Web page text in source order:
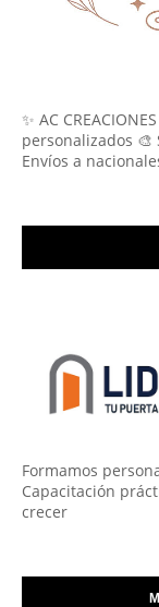
✨ AC
personalizados 🎨
Envíos a
Formamos
Capacitación
crecer